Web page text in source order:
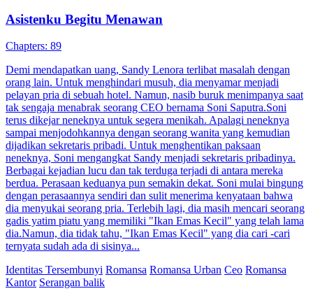
Asistenku Begitu Menawan
Chapters: 89
Demi mendapatkan uang, Sandy Lenora terlibat masalah dengan
orang lain. Untuk menghindari musuh, dia menyamar menjadi
pelayan pria di sebuah hotel. Namun, nasib buruk menimpanya saat
tak sengaja menabrak seorang CEO bernama Soni Saputra.Soni
terus dikejar neneknya untuk segera menikah. Apalagi neneknya
sampai menjodohkannya dengan seorang wanita yang kemudian
dijadikan sekretaris pribadi. Untuk menghentikan paksaan
neneknya, Soni mengangkat Sandy menjadi sekretaris pribadinya.
Berbagai kejadian lucu dan tak terduga terjadi di antara mereka
berdua. Perasaan keduanya pun semakin dekat. Soni mulai bingung
dengan perasaannya sendiri dan sulit menerima kenyataan bahwa
dia menyukai seorang pria. Terlebih lagi, dia masih mencari seorang
gadis yatim piatu yang memiliki "Ikan Emas Kecil" yang telah lama
dia.Namun, dia tidak tahu, "Ikan Emas Kecil" yang dia cari -cari
ternyata sudah ada di sisinya...
Identitas Tersembunyi Romansa Romansa Urban Ceo Romansa
Kantor Serangan balik